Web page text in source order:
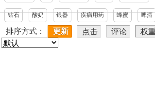
钻石 酸奶 银器 疾病用药 蜂蜜 啤酒
排序方式： 更新 点击 评论 权